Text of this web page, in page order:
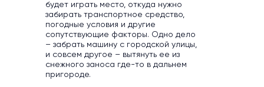
будет играть место, откуда нужно
забирать транспортное средство,
погодные условия и другие
сопутствующие факторы. Одно дело
– забрать машину с городской улицы,
и совсем другое – вытянуть ее из
снежного заноса где-то в дальнем
пригороде.